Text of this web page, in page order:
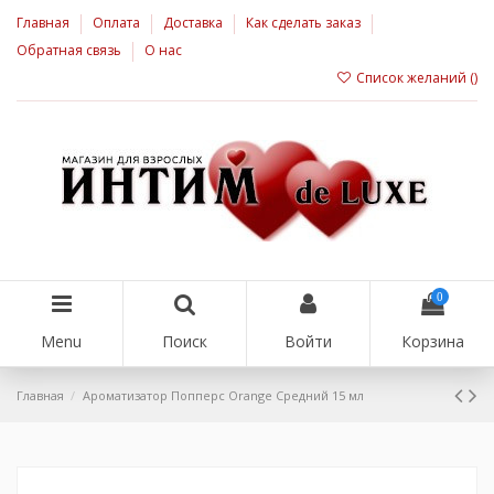
Главная Оплата Доставка
Как сделать заказ
Обратная связь
О нас
Список желаний ()
Menu Поиск Войти
0
Корзина
Главная Ароматизатор Попперс Orange Средний 15 мл